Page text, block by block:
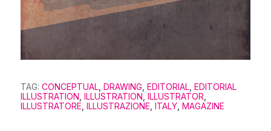
TAG: CONCEPTUAL DRAWING EDITORIAL EDITORIAL
ILLUSTRATION ILLUSTRATION ILLUSTRATOR
ILLUSTRATORE ILLUSTRAZIONE ITALY MAGAZINE